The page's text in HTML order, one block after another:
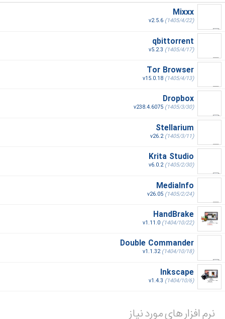
Mixxx
v2.5.6 (1405/4/22)
qbittorrent
v5.2.3 (1405/4/17)
Tor Browser
v15.0.18 (1405/4/13)
Dropbox
v238.4.6075 (1405/3/30)
Stellarium
v26.2(1405/3/11)
Krita Studio
v6.0.2(1405/2/30)
MediaInfo
v26.05 (1405/2/24)
HandBrake
v1.11.0 (1404/10/22)
Double Commander
v1.1.32(1404/10/18)
Inkscape
v1.4.3 (1404/10/6)
نرم افزار های مورد نیاز